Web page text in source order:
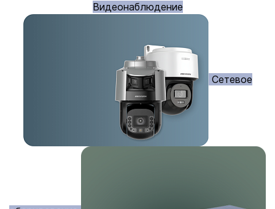
Видеонаблюдение
Сетевое